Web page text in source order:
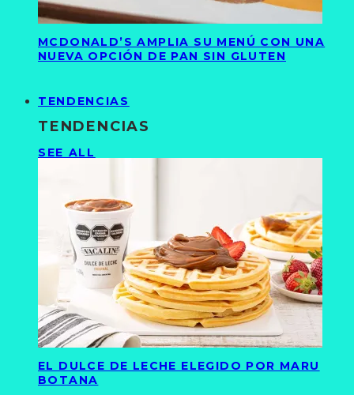
MCDONALD’S AMPLIA SU MENÚ CON UNA
NUEVA OPCIÓN DE PAN SIN GLUTEN
TENDENCIAS
TENDENCIAS
SEE ALL
EL DULCE DE LECHE ELEGIDO POR MARU
BOTANA